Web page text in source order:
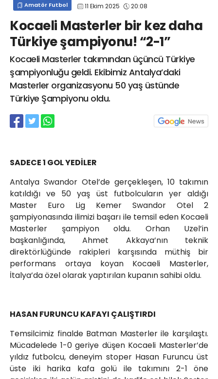
Amatör Futbol 11 Ekim 2025 20:08
Kocaeli Masterler bir kez daha
Türkiye şampiyonu! “2-1”
Kocaeli Masterler takımından üçüncü Türkiye
şampiyonluğu geldi. Ekibimiz Antalya’daki
Masterler organizasyonu 50 yaş üstünde
Türkiye Şampiyonu oldu.
SADECE 1 GOL YEDİLER
Antalya Swandor Otel’de gerçekleşen, 10 takımın
katıldığı ve 50 yaş üst futbolcuların yer aldığı
Master Euro Lig Kemer Swandor Otel 2
şampiyonasında ilimizi başarı ile temsil eden Kocaeli
Masterler şampiyon oldu. Orhan Uzel’in
başkanlığında, Ahmet Akkaya’nın teknik
direktörlüğünde rakipleri karşısında müthiş bir
performans ortaya koyan Kocaeli Masterler,
İtalya’da özel olarak yaptırılan kupanın sahibi oldu.
HASAN FURUNCU KAFAYI ÇALIŞTIRDI
Temsilcimiz finalde Batman Masterler ile karşılaştı.
Mücadelede 1-0 geriye düşen Kocaeli Masterler’de
yıldız futbolcu, deneyim stoper Hasan Furuncu üst
üste iki harika kafa golü ile takımını 2-1 öne
info@spor41.com